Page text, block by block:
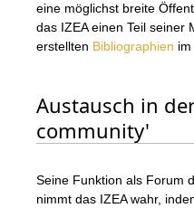
eine möglichst breite
das IZEA einen Teil seiner
erstellten Bibliographien
Austausch in
community'
Seine Funktion als Forum
nimmt das IZEA wahr,